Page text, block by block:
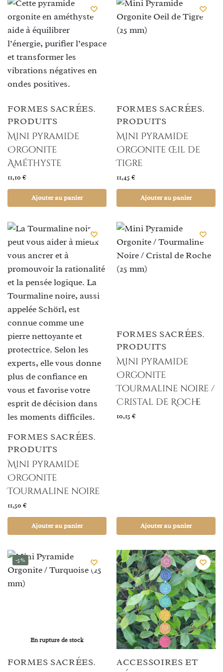
FORMES SACRÉES,
PRODUITS
Mini Pyramide
Orgonite
Améthyste
11,10 €
Ajouter au panier
FORMES SACRÉES,
PRODUITS
Mini Pyramide
Orgonite Œil de
Tigre
11,45 €
Ajouter au panier
FORMES SACRÉES,
PRODUITS
Mini Pyramide
Orgonite
Tourmaline noire
11,50 €
Ajouter au panier
FORMES SACRÉES,
PRODUITS
Mini Pyramide
Orgonite
Tourmaline noire /
Cristal de Roche
10,15 €
Ajouter au panier
-5%
En rupture de stock
FORMES SACRÉES,
ACCESSOIRES ET